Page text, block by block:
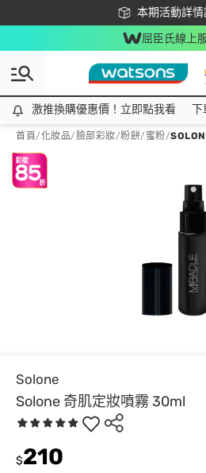
本期活動詳
下載app最高
屈臣氏線上
激推換購優惠價！立即點我看
激推換購優惠價！立即點我看 下
首頁/化妝品/臉部彩妝/粉餅/蜜粉/
Solone
Solone 奇肌定妝噴霧 30ml
$210